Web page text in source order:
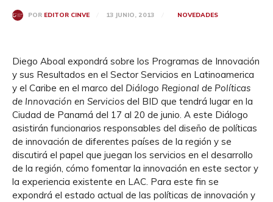
POR EDITOR CINVE 13 JUNIO, 2013 NOVEDADES
Diego Aboal expondrá sobre los Programas de Innovación
y sus Resultados en el Sector Servicios en Latinoamerica
y el Caribe en el marco del Diálogo Regional de Políticas
de Innovación en Servicios del BID que tendrá lugar en la
Ciudad de Panamá del 17 al 20 de junio. A este Diálogo
asistirán funcionarios responsables del diseño de políticas
de innovación de diferentes países de la región y se
discutirá el papel que juegan los servicios en el desarrollo
de la región, cómo fomentar la innovación en este sector y
la experiencia existente en LAC. Para este fin se
expondrá el estado actual de las políticas de innovación y